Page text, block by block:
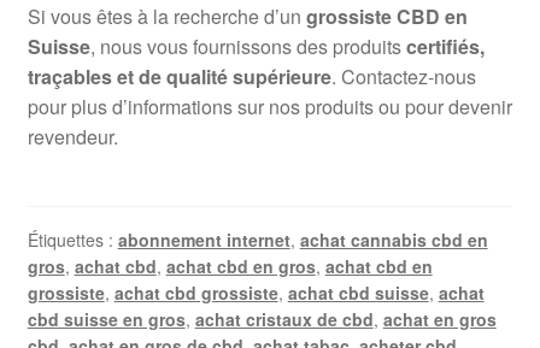
Si vous êtes à la recherche d’un grossiste CBD en
Suisse, nous vous fournissons des produitscertifiés,
traçables et de qualité supérieure. Contactez-nous
pour plus d’informations sur nos produits ou pour devenir
revendeur.
Étiquettes : abonnement internet, achat cannabis cbd en
gros, achat cbd, achat cbd en gros, achat cbd en
grossiste, achat cbd grossiste, achat cbd suisse, achat
cbd suisse en gros, achat cristaux de cbd, achat en gros